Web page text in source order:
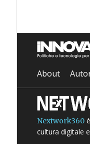
About
Nextwork360è
cultura digitale